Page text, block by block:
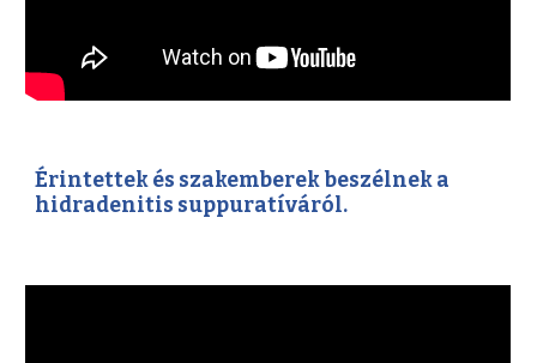
Érintettek és szakemberek beszélnek a
hidradenitis suppuratíváról.